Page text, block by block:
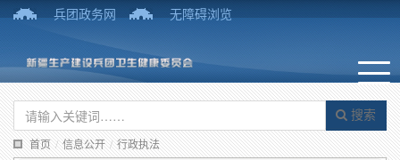
兵团政务网 无障碍浏览
搜索
首页 / 信息公开 / 行政执法